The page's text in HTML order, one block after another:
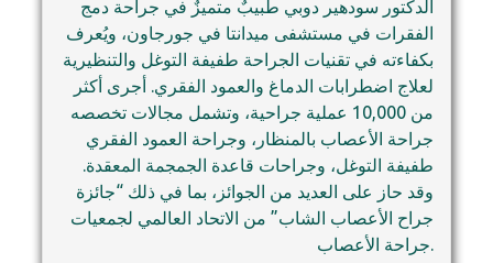
الدكتور سودهير دوبي طبيبٌ متميزٌ في جراحة دمج
الفقرات في مستشفى ميدانتا في جورجاون، ويُعرف
بكفاءته في تقنيات الجراحة طفيفة التوغل والتنظيرية
لعلاج اضطرابات الدماغ والعمود الفقري. أجرى أكثر
من 10,000 عملية جراحية، وتشمل مجالات تخصصه
جراحة الأعصاب بالمنظار، وجراحة العمود الفقري
طفيفة التوغل، وجراحات قاعدة الجمجمة المعقدة.
وقد حاز على العديد من الجوائز، بما في ذلك “جائزة
جراح الأعصاب الشاب” من الاتحاد العالمي لجمعيات
جراحة الأعصاب.